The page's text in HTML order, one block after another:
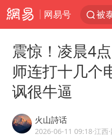
网易号
台
因
震惊！凌晨4
师连打十几个
讽很牛逼
火山詩话
2026-06-11 09:18·江西